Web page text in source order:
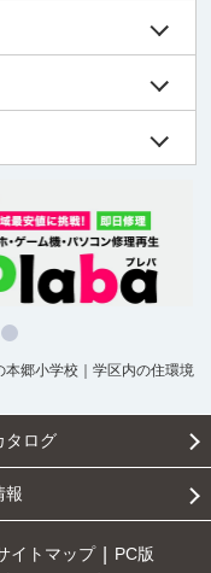
本郷小学校｜学区内の住環境
タログ
報
イトマップ
PC版